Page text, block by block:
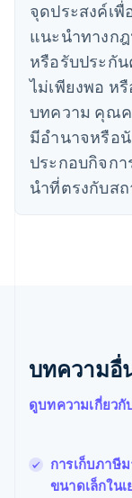
จุดประสงค์เพื่
แนะนําทางก
หรือรับประกั
ไม่เพียงพอ ห
บทความ คุณ
มีอํานาจหรือ
ประกอบกิจก
นําที่ตรงกับส
บทความอื่
ดูบทความเกี่ยว
การเก็บภาษี
ขนาดเล็กใน
EnglishItaliano
จีนแผ่นดินใ
ไซปรัส
English
ญี่ปุ่น
日本語English
เดนมาร์ก
English
ไทย
ไทย English
นอร์เวย์
บัลแกเรีย
English
เบลเยียม
Português
โปแลนด์
English